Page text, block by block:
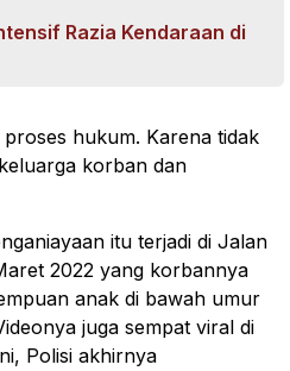
Razia Kendaraan di
proses hukum. Karena tidak
korban dan
itu terjadi di Jalan
2022 yang korbannya
anak di bawah umur
juga sempat viral di
Polisi akhirnya